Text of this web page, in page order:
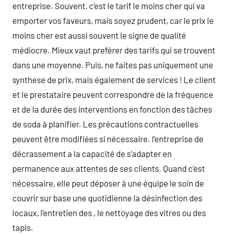
entreprise. Souvent, c’est le tarif le moins cher qui va
emporter vos faveurs, mais soyez prudent, car le prix le
moins cher est aussi souvent le signe de qualité
médiocre. Mieux vaut preférer des tarifs qui se trouvent
dans une moyenne. Puis, ne faites pas uniquement une
synthese de prix, mais également de services ! Le client
et le prestataire peuvent correspondre de la fréquence
et de la durée des interventions en fonction des tâches
de soda à planifier. Les précautions contractuelles
peuvent être modifiées si nécessaire. l’entreprise de
décrassement a la capacité de s’adapter en
permanence aux attentes de ses clients. Quand c’est
nécessaire, elle peut déposer à une équipe le soin de
couvrir sur base une quotidienne la désinfection des
locaux, l’entretien des , le nettoyage des vitres ou des
tapis.